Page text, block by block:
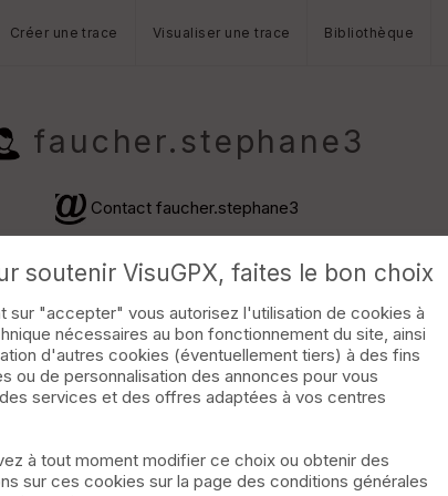
Créer une trace Visualiser une trace Bibliothèque
faucher.stephane3
Contact faucher.stephane3
soutenir VisuGPX, faites le bon choix
sur "accepter" vous autorisez l'utilisation de cookies à
nécessaires au bon fonctionnement du site, ainsi
d'autres cookies (éventuellement tiers) à des fins
ou de personnalisation des annonces pour vous
services et des offres adaptées à vos centres
à tout moment modifier ce choix ou obtenir des
sur ces cookies sur la page des conditions générales